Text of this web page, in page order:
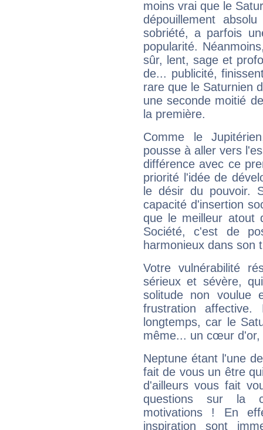
moins vrai que le
dépouillement
sobriété, a parfois
popularité.
sûr, lent, sage et
de... publicité,
rare que le Saturnien
une seconde moitié
la première.
Comme le
pousse à aller vers
différence avec ce
priorité l'idée de
le désir du pouvoir.
capacité d'insertion
que le meilleur atout
Société, c'est de
harmonieux dans son
Votre vulnérabilité
sérieux et sévère,
solitude non voulue
frustration
longtemps, car le
même... un cœur d'or,
Neptune étant l'une
fait de vous un être
d'ailleurs vous fait
questions sur la
motivations ! En
inspiration sont